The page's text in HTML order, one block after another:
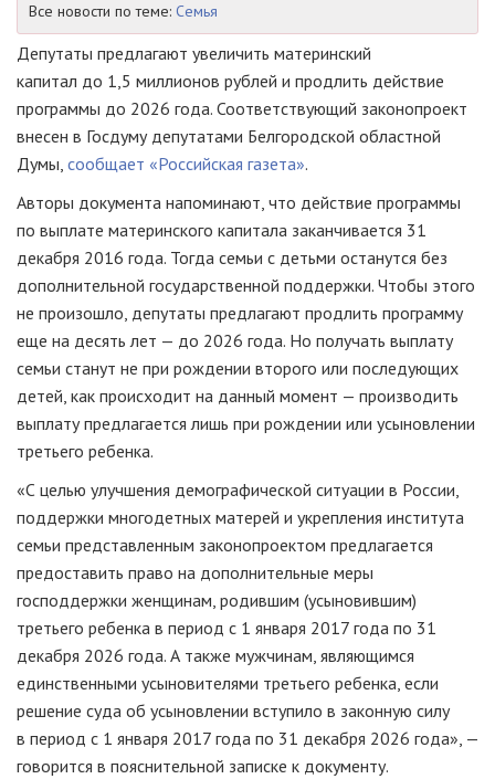
Все новости по теме: Семья
Депутаты предлагают увеличить материнский
капитал до 1,5 миллионов рублей и продлить действие
программы до 2026 года. Соответствующий законопроект
внесен в Госдуму депутатами Белгородской областной
Думы, сообщает «Российская газета».
Авторы документа напоминают, что действие программы
по выплате материнского капитала заканчивается 31
декабря 2016 года. Тогда семьи с детьми останутся без
дополнительной государственной поддержки. Чтобы этого
не произошло, депутаты предлагают продлить программу
еще на десять лет — до 2026 года. Но получать выплату
семьи станут не при рождении второго или последующих
детей, как происходит на данный момент — производить
выплату предлагается лишь при рождении или усыновлении
третьего ребенка.
«С целью улучшения демографической ситуации в России,
поддержки многодетных матерей и укрепления института
семьи представленным законопроектом предлагается
предоставить право на дополнительные меры
господдержки женщинам, родившим (усыновившим)
третьего ребенка в период с 1 января 2017 года по 31
декабря 2026 года. А также мужчинам, являющимся
единственными усыновителями третьего ребенка, если
решение суда об усыновлении вступило в законную силу
в период с 1 января 2017 года по 31 декабря 2026 года», —
говорится в пояснительной записке к документу.